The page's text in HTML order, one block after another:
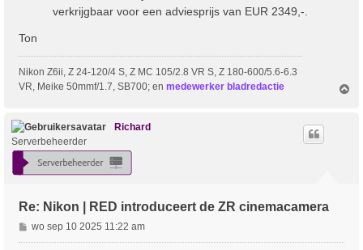
verkrijgbaar voor een adviesprijs van EUR 2349,-.
Ton
Nikon Z6ii, Z 24-120/4 S, Z MC 105/2.8 VR S, Z 180-600/5.6-6.3
VR, Meike 50mmf/1.7, SB700; en medewerker bladredactie
Richard
Serverbeheerder
Re: Nikon | RED introduceert de ZR cinemacamera
B
e
wo sep 10 2025 11:22 am